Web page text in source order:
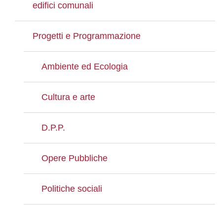
edifici comunali
Progetti e Programmazione
Ambiente ed Ecologia
Cultura e arte
D.P.P.
Opere Pubbliche
Politiche sociali